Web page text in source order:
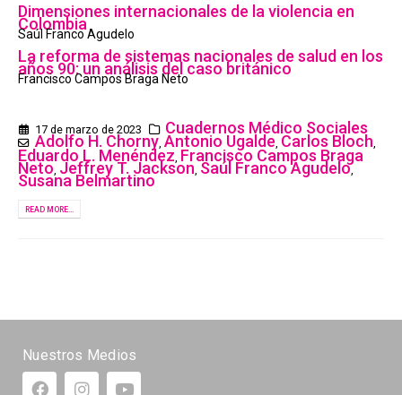
Dimensiones internacionales de la violencia en
Colombia
Saúl Franco Agudelo
La reforma de sistemas nacionales de salud en los
años 90: un análisis del caso británico
Francisco Campos Braga Neto
17 de marzo de 2023 Cuadernos Médico Sociales
Adolfo H. Chorny, Antonio Ugalde, Carlos Bloch,
Eduardo L. Menéndez Francisco Campos Braga
Neto Jeffrey T. Jackson Saúl Franco Agudelo
Susana Belmartino
READ MORE...
Nuestros Medios